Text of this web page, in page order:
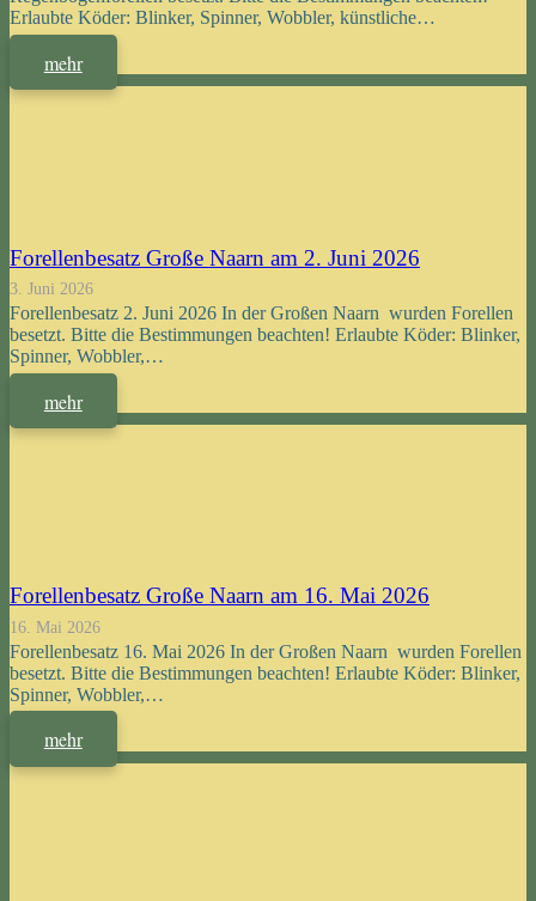
Erlaubte Köder: Blinker, Spinner, Wobbler, künstliche…
mehr
Forellenbesatz Große Naarn am 2. Juni 2026
3. Juni 2026
Forellenbesatz 2. Juni 2026 In der Großen Naarn wurden Forellen
besetzt. Bitte die Bestimmungen beachten! Erlaubte Köder: Blinker,
Spinner, Wobbler,…
mehr
Forellenbesatz Große Naarn am 16. Mai 2026
16. Mai 2026
Forellenbesatz 16. Mai 2026 In der Großen Naarn wurden Forellen
besetzt. Bitte die Bestimmungen beachten! Erlaubte Köder: Blinker,
Spinner, Wobbler,…
mehr